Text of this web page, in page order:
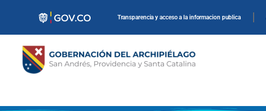
Transparencia y acceso a la informacion publica